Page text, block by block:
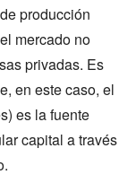
producción
mercado no
privadas. Es
en este caso, el
es la fuente
capital a través